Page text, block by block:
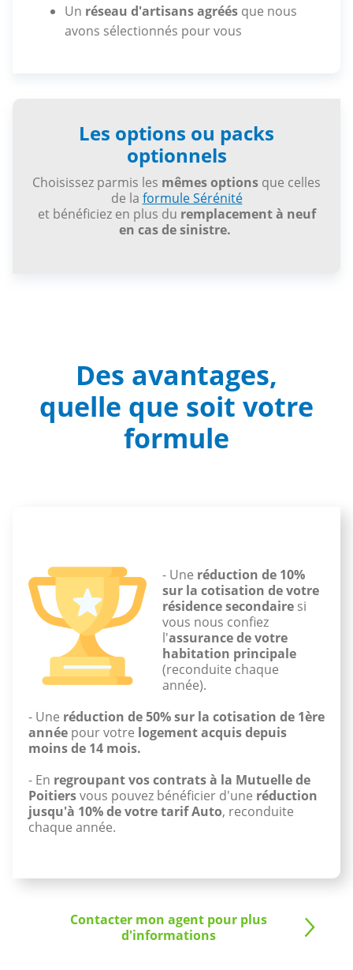
Un réseau d'artisans agréés que nous
avons sélectionnés pour vous
Les options ou packs
optionnels
Choisissez parmis les mêmes options que celles
de la formule Sérénité
et bénéficiez en plus du remplacement à neuf
en cas de sinistre.
Des avantages,
quelle que soit votre
formule
- Une réduction de 10%
sur la cotisation de votre
résidence secondaire si
vous nous confiez
l'assurance de votre
habitation principale
(reconduite chaque
année).
- Une réduction de 50% sur la cotisation de 1ère
année pour votre logement acquis depuis
moins de 14 mois.
- En regroupant vos contrats à la Mutuelle de
Poitiersvous pouvez bénéficier d'une réduction
jusqu'à 10% de votre tarif Auto, reconduite
chaque année.
Contacter mon agent pour plus
d'informations